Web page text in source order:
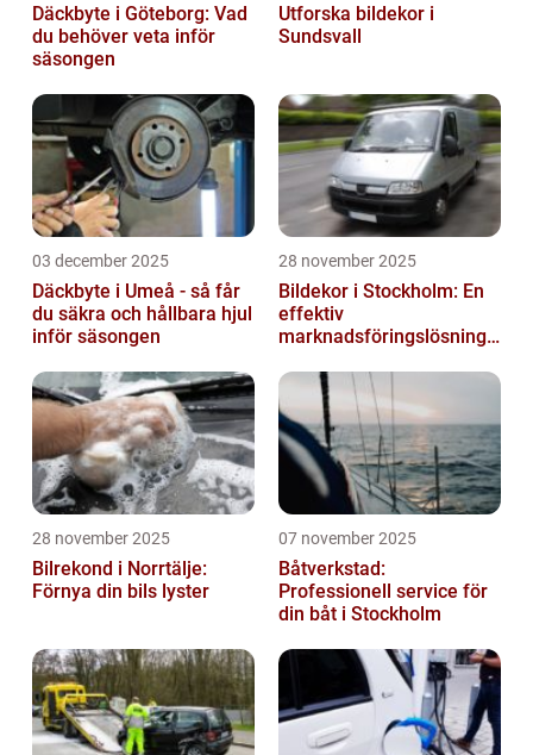
Däckbyte i Göteborg: Vad
du behöver veta inför
säsongen
Utforska bildekor i
Sundsvall
03 december 2025
Däckbyte i Umeå - så får
du säkra och hållbara hjul
inför säsongen
28 november 2025
Bildekor i Stockholm: En
effektiv
marknadsföringslösning
28 november 2025
Bilrekond i Norrtälje:
Förnya din bils lyster
07 november 2025
Båtverkstad:
Professionell service för
din båt i Stockholm